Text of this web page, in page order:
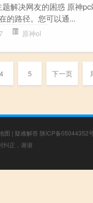
题解决网友的困惑 原神
的路径。您可以通...
原神ol
4 5 下一页
图 | 疑难解答 陕ICP备05044352
纠正，谢谢